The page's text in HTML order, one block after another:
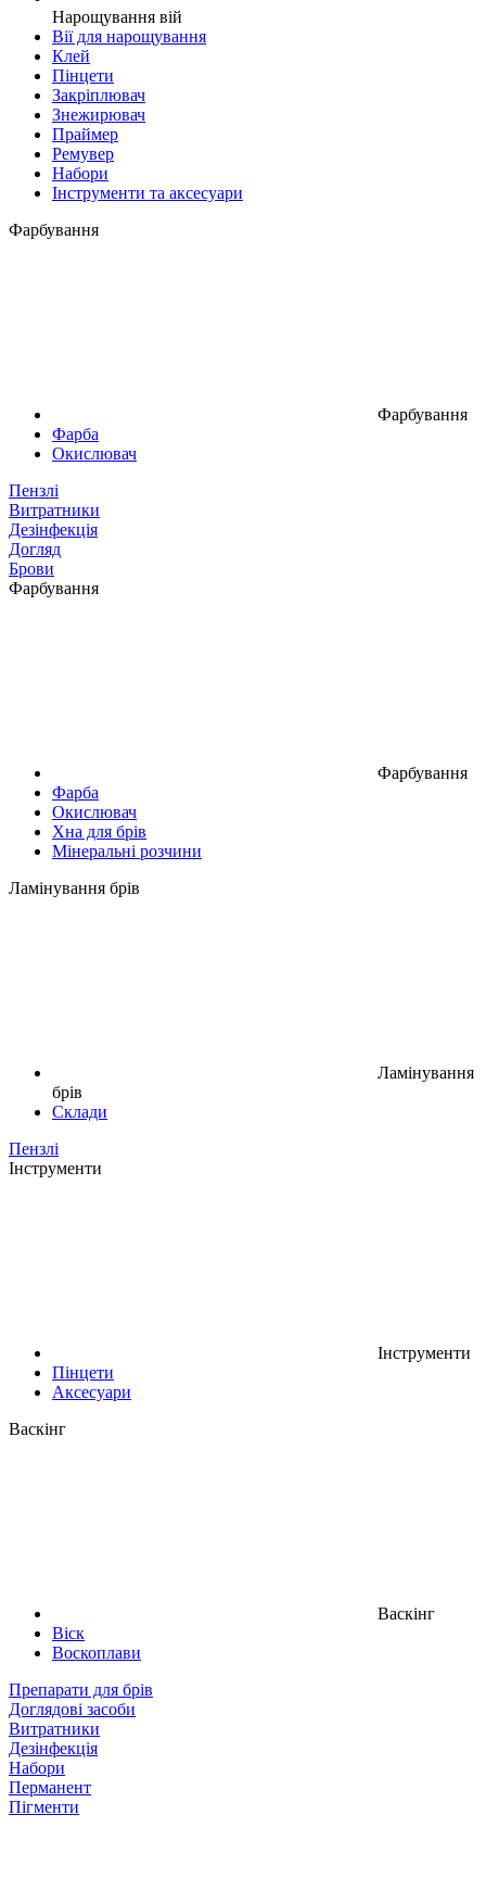
Нарощування вій
Вії для нарощування
Клей
Пінцети
Закріплювач
Знежирювач
Праймер
Ремувер
Набори
Інструменти та аксесуари
Фарбування
Фарбування
Фарба
Окислювач
Пензлі
Витратники
Дезінфекція
Догляд
Брови
Фарбування
Фарбування
Фарба
Окислювач
Хна для брів
Мінеральні розчини
Ламінування брів
Ламінування
брів
Склади
Пензлі
Інструменти
Інструменти
Пінцети
Аксесуари
Васкінг
Васкінг
Віск
Воскоплави
Препарати для брів
Доглядові засоби
Витратники
Дезінфекція
Набори
Перманент
Пігменти